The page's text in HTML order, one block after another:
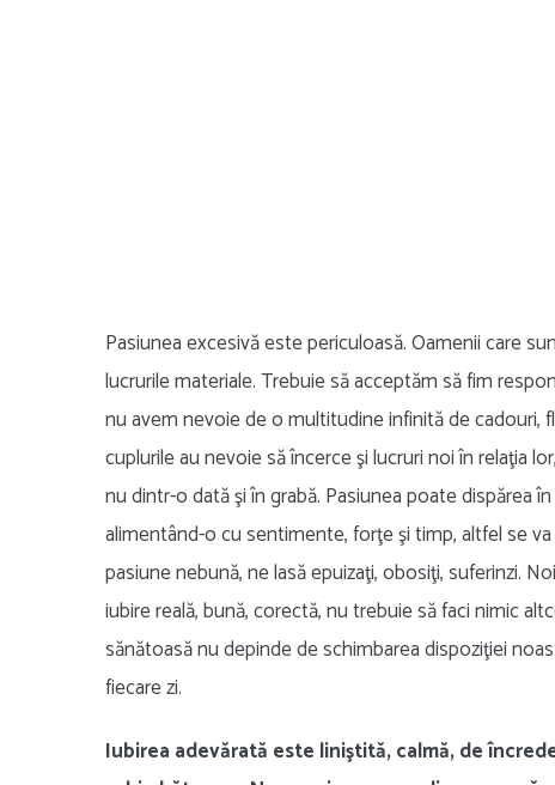
Pasiunea excesivă este periculoasă. Oamenii care
lucrurile materiale. Trebuie să acceptăm să fim
nu avem nevoie de o multitudine infinită de cadouri,
cuplurile au nevoie să încerce şi lucruri noi în relaţia
nu dintr-o dată şi în grabă. Pasiunea poate dispărea
alimentând-o cu sentimente, forţe şi timp, altfel se
pasiune nebună, ne lasă epuizaţi, obosiţi, suferinzi.
iubire reală, bună, corectă, nu trebuie să faci nimic
sănătoasă nu depinde de schimbarea dispoziţiei
fiecare zi.
Iubirea adevărată este liniştită, calmă, de